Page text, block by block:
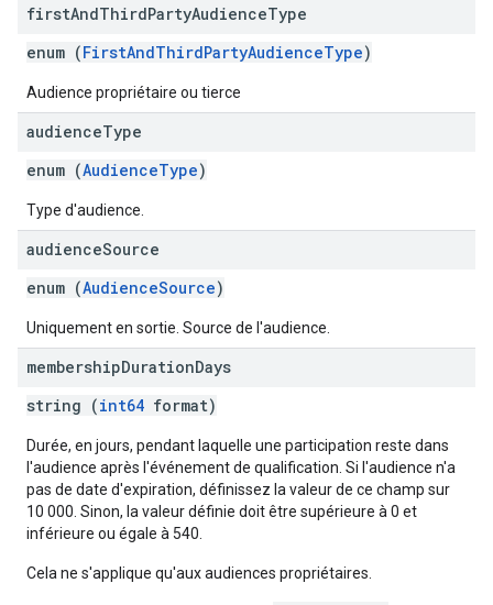
firstAndThirdPartyAudienceType
enum (FirstAndThirdPartyAudienceType)
Audience propriétaire ou tierce
audienceType
enum (AudienceType)
Type d'audience.
audienceSource
enum (AudienceSource)
Uniquement en sortie. Source de l'audience.
membershipDurationDays
string (int64 format)
Durée, en jours, pendant laquelle une participation reste dans
l'audience après l'événement de qualification. Si l'audience n'a
pas de date d'expiration, définissez la valeur de ce champ sur
10 000. Sinon, la valeur définie doit être supérieure à 0 et
inférieure ou égale à 540.
Cela ne s'applique qu'aux audiences propriétaires.